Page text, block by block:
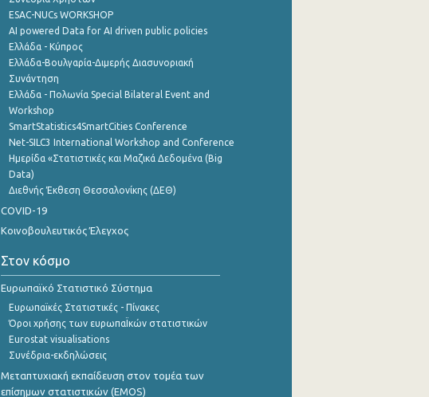
ESAC-NUCs WORKSHOP
AI powered Data for AI driven public policies
Ελλάδα - Κύπρος
Ελλάδα-Βουλγαρία-Διμερής Διασυνοριακή
Συνάντηση
Ελλάδα - Πολωνία Special Bilateral Event and
Workshop
SmartStatistics4SmartCities Conference
Net-SILC3 International Workshop and Conference
Ημερίδα «Στατιστικές και Μαζικά Δεδομένα (Big
Data)
Διεθνής Έκθεση Θεσσαλονίκης (ΔΕΘ)
COVID-19
Κοινοβουλευτικός Έλεγχος
Στον κόσμο
Ευρωπαϊκό Στατιστικό Σύστημα
Ευρωπαϊκές Στατιστικές - Πίνακες
Όροι χρήσης των ευρωπαΪκών στατιστικών
Eurostat visualisations
Συνέδρια-εκδηλώσεις
Μεταπτυχιακή εκπαίδευση στον τομέα των
επίσημων στατιστικών (EMOS)